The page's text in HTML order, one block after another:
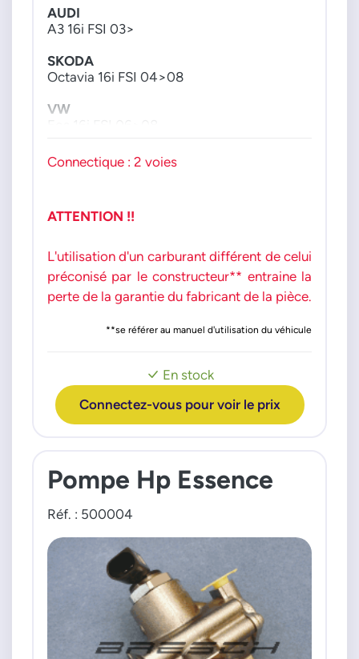
En stock
Connectez-vous pour voir le prix
AUDI
A3 16i FSI 03>
SKODA
Octavia 16i FSI 04>08
VW
Golf 16i FSI 03>08
Jetta 3 16i FSI 05>10
Connectique : 2 voies
ATTENTION !!
L'utilisation d'un carburant différent de celui
préconisé par le constructeur** entraine la
perte de la garantie du fabricant de la pièce.
**se référer au manuel d'utilisation du véhicule
Pompe Hp Essence
Réf. : 500004